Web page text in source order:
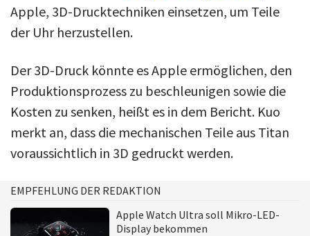
Apple, 3D-Drucktechniken einsetzen, um Teile
der Uhr herzustellen.
Der 3D-Druck könnte es Apple ermöglichen, den
Produktionsprozess zu beschleunigen sowie die
Kosten zu senken, heißt es in dem Bericht. Kuo
merkt an, dass die mechanischen Teile aus Titan
voraussichtlich in 3D gedruckt werden.
EMPFEHLUNG DER REDAKTION
Apple Watch Ultra soll Mikro-LED-
Display bekommen